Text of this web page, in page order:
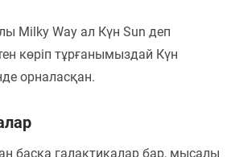
Milky Way ал Күн Sun деп
көріп тұрғанымыздай Күн
орналасқан.
басқа галактикалар бар, мысалы